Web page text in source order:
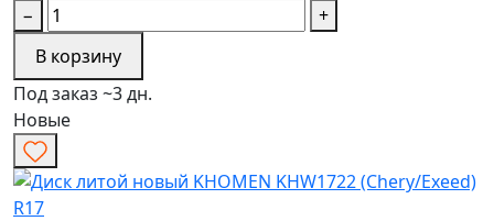
−
+
В корзину
Под заказ ~3 дн.
Новые